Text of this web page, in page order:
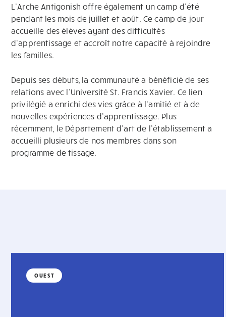
L’Arche Antigonish offre également un camp d’été
pendant les mois de juillet et août. Ce camp de jour
accueille des élèves ayant des difficultés
d’apprentissage et accroît notre capacité à rejoindre
les familles.
Depuis ses débuts, la communauté a bénéficié de ses
relations avec l’Université St. Francis Xavier. Ce lien
privilégié a enrichi des vies grâce à l’amitié et à de
nouvelles expériences d’apprentissage. Plus
récemment, le Département d’art de l’établissement a
accueilli plusieurs de nos membres dans son
programme de tissage.
OUEST